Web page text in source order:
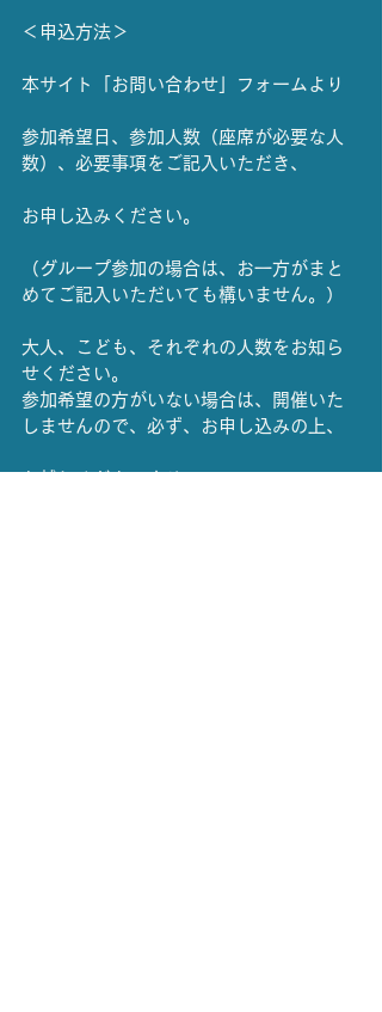
＜申込方法＞
本サイト「お問い合わせ」フォームより
参加希望日、参加人数（座席が必要な人
数）、必要事項をご記入いただき、
お申し込みください。
（グループ参加の場合は、お一方がまと
めてご記入いただいても構いません。）
大人、こども、それぞれの人数をお知ら
せください。
参加希望の方がいない場合は、開催いた
しませんので、必ず、お申し込みの上、